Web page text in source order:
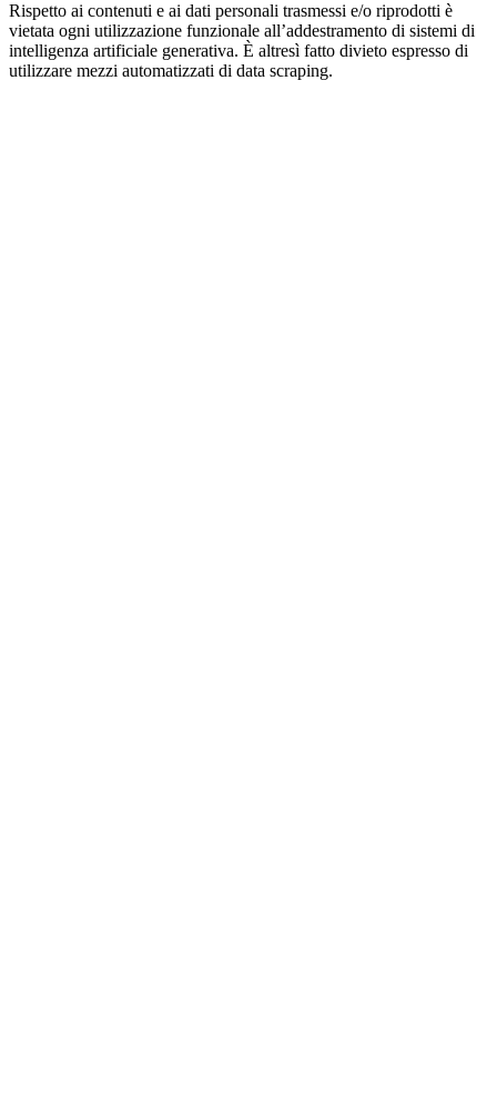
Rispetto ai contenuti e ai dati personali trasmessi e/o riprodotti è
vietata ogni utilizzazione funzionale all’addestramento di sistemi di
intelligenza artificiale generativa. È altresì fatto divieto espresso di
utilizzare mezzi automatizzati di data scraping.